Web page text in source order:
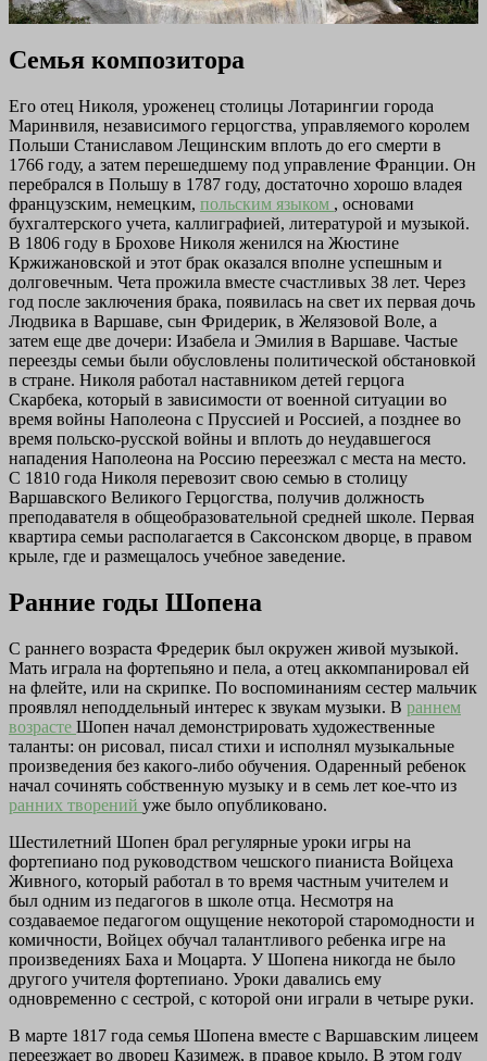
Семья композитора
Его отец Николя, уроженец столицы Лотарингии города
Маринвиля, независимого герцогства, управляемого королем
Польши Станиславом Лещинским вплоть до его смерти в
1766 году, а затем перешедшему под управление Франции. Он
перебрался в Польшу в 1787 году, достаточно хорошо владея
французским, немецким, польским языком , основами
бухгалтерского учета, каллиграфией, литературой и музыкой.
В 1806 году в Брохове Николя женился на Жюстине
Кржижановской и этот брак оказался вполне успешным и
долговечным. Чета прожила вместе счастливых 38 лет. Через
год после заключения брака, появилась на свет их первая дочь
Людвика в Варшаве, сын Фридерик, в Желязовой Воле, а
затем еще две дочери: Изабела и Эмилия в Варшаве. Частые
переезды семьи были обусловлены политической обстановкой
в стране. Николя работал наставником детей герцога
Скарбека, который в зависимости от военной ситуации во
время войны Наполеона с Пруссией и Россией, а позднее во
время польско-русской войны и вплоть до неудавшегося
нападения Наполеона на Россию переезжал с места на место.
С 1810 года Николя перевозит свою семью в столицу
Варшавского Великого Герцогства, получив должность
преподавателя в общеобразовательной средней школе. Первая
квартира семьи располагается в Саксонском дворце, в правом
крыле, где и размещалось учебное заведение.
Ранние годы Шопена
С раннего возраста Фредерик был окружен живой музыкой.
Мать играла на фортепьяно и пела, а отец аккомпанировал ей
на флейте, или на скрипке. По воспоминаниям сестер мальчик
проявлял неподдельный интерес к звукам музыки. В раннем
возрасте Шопен начал демонстрировать художественные
таланты: он рисовал, писал стихи и исполнял музыкальные
произведения без какого-либо обучения. Одаренный ребенок
начал сочинять собственную музыку и в семь лет кое-что из
ранних творений уже было опубликовано.
Шестилетний Шопен брал регулярные уроки игры на
фортепиано под руководством чешского пианиста Войцеха
Живного, который работал в то время частным учителем и
был одним из педагогов в школе отца. Несмотря на
создаваемое педагогом ощущение некоторой старомодности и
комичности, Войцех обучал талантливого ребенка игре на
произведениях Баха и Моцарта. У Шопена никогда не было
другого учителя фортепиано. Уроки давались ему
одновременно с сестрой, с которой они играли в четыре руки.
В марте 1817 года семья Шопена вместе с Варшавским лицеем
переезжает во дворец Казимеж, в правое крыло. В этом году